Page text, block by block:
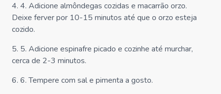
4. 4. Adicione almôndegas cozidas e macarrão orzo.
Deixe ferver por 10-15 minutos até que o orzo esteja
cozido.
5. 5. Adicione espinafre picado e cozinhe até murchar,
cerca de 2-3 minutos.
6. 6. Tempere com sal e pimenta a gosto.